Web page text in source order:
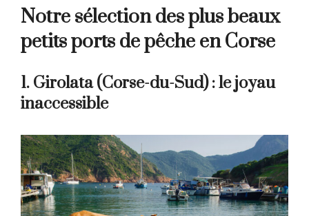
Notre sélection des plus beaux
petits ports de pêche en Corse
1. Girolata (Corse-du-Sud) : le joyau
inaccessible